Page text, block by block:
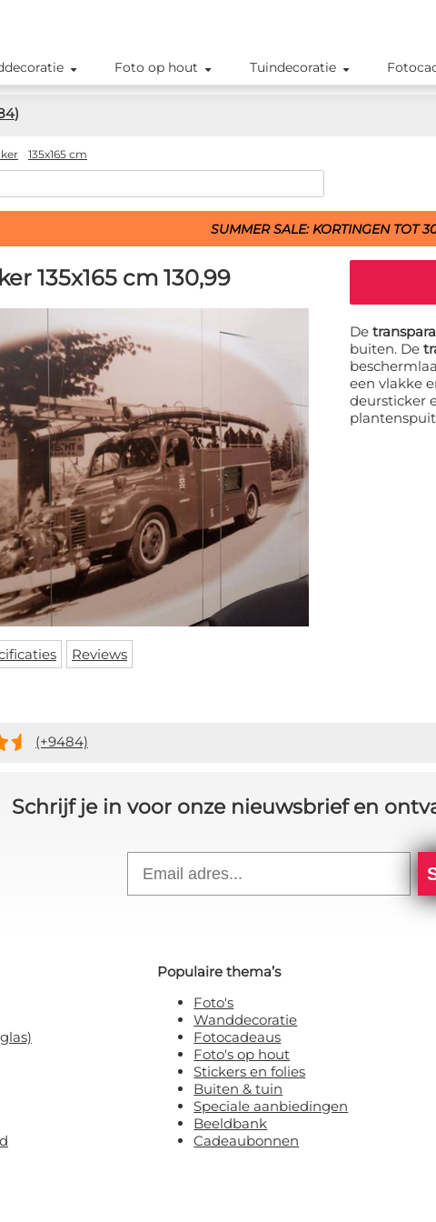
Foto op hout Tuindecoratie
)
135x165 cm
SUMMER SALE: KORTINGEN TOT
135x165 cm 130,99
Reviews
De
buiten. De
een vlakke
deursticker
(+9484)
Schrijf je in voor onze nieuwsbrief en
Populaire thema’s
Foto's
Wanddecoratie
Fotocadeaus
Foto's op hout
Stickers en folies
Buiten & tuin
Speciale aanbiedingen
Beeldbank
Cadeaubonnen